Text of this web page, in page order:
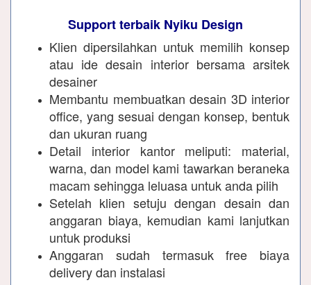
Support terbaik Nyiku Design
Klien dipersilahkan untuk memilih konsep
atau ide desain interior bersama arsitek
desainer
Membantu membuatkan desain 3D interior
office, yang sesuai dengan konsep, bentuk
dan ukuran ruang
Detail interior kantor meliputi: material,
warna, dan model kami tawarkan beraneka
macam sehingga leluasa untuk anda pilih
Setelah klien setuju dengan desain dan
anggaran biaya, kemudian kami lanjutkan
untuk produksi
Anggaran sudah termasuk free biaya
delivery dan instalasi